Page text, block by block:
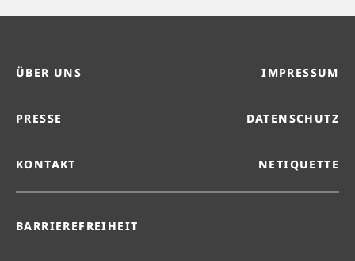
ÜBER UNS IMPRESSUM
PRESSE DATENSCHUTZ
KONTAKT NETIQUETTE
BARRIEREFREIHEIT